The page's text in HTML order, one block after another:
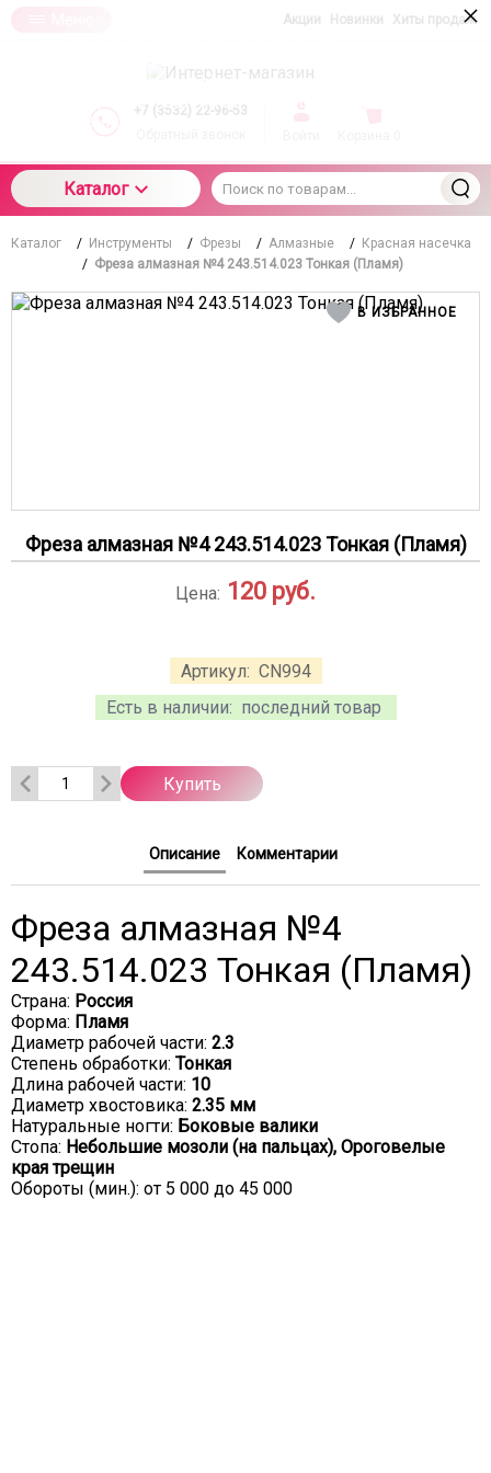
Акции Новинки Хиты продаж
+7 (3532) 22-96-53
Каталог
Каталог / Инструменты / Фрезы / Алмазные / Красная насечка
/ Фреза алмазная №4 243.514.023 Тонкая (Пламя)
В ИЗБРАННОЕ
Фреза алмазная №4 243.514.023 Тонкая (Пламя)
Артикул: CN994
Есть в наличии: последний товар
Цена: 120 руб.
Купить
Описание Комментарии
Фреза алмазная №4
243.514.023 Тонкая (Пламя)
Страна: Россия
Форма: Пламя
Диаметр рабочей части: 2.3
Степень обработки: Тонкая
Длина рабочей части: 10
Диаметр хвостовика: 2.35 мм
Натуральные ногти: Боковые валики
Стопа: Небольшие мозоли (на пальцах), Ороговелые
края трещин
Обороты (мин.): от 5 000 до 45 000
подтверждаете свое согласие на использование
компанией cookie-файлов в соответствии с
настоящим соглашением в отношении данного
×